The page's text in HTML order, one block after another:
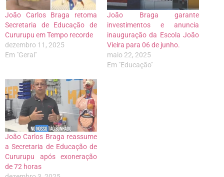
João Carlos Braga retoma
Secretaria de Educação de
Cururupu em Tempo recorde
dezembro 11, 2025
Em "Geral"
João Braga garante
investimentos e anuncia
inauguração da Escola João
Vieira para 06 de junho.
maio 22, 2025
Em "Educação"
João Carlos Braga reassume
a Secretaria de Educação de
Cururupu após exoneração
de 72 horas